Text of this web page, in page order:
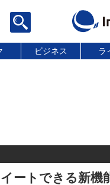
ビジネス ラ
ートできる新機